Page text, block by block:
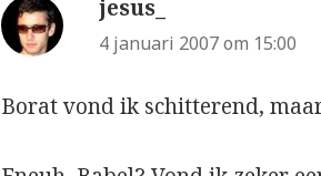
jesus_
4 januari 2007 om 15:00
Borat vond ik schitterend,